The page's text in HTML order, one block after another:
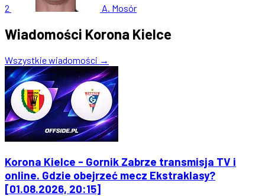
2 A. Mosór
Wiadomości Korona Kielce
Wszystkie wiadomości →
Korona Kielce - Gornik Zabrze transmisja TV i
online. Gdzie obejrzeć mecz Ekstraklasy?
[01.08.2026, 20:15]